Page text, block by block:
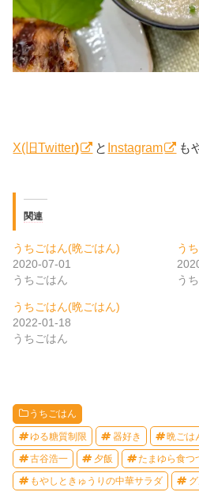
X(旧Twitter) と Instagram も
関連
うちごはん(晩ごはん)
2020-07-01
うちごはん
う
う
うちごはん(晩ごはん)
2022-01-18
うちごはん
うちごはん
ゆる糖質制限 器好き 晩ごは
古谷浩一 夕飯 たまゆら食つ
もやしときゅうりの中華サラダ